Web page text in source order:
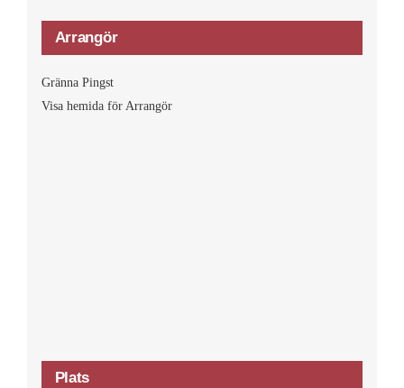
Arrangör
Gränna Pingst
Visa hemida för Arrangör
Plats